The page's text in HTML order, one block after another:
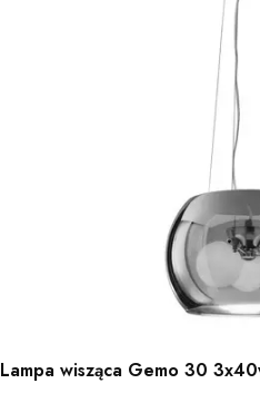
Lampa wisząca Gemo 30